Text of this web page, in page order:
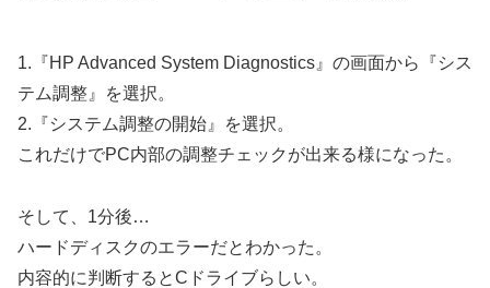
1.『HP Advanced System Diagnostics』の画面から『シス
テム調整』を選択。
2.『システム調整の開始』を選択。
これだけでPC内部の調整チェックが出来る様になった。
そして、1分後…
ハードディスクのエラーだとわかった。
内容的に判断するとCドライブらしい。